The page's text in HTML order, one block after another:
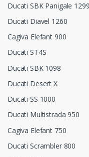
Ducati SBK Panigale 1299
Ducati Diavel 1260
Cagiva Elefant 900
Ducati ST4S
Ducati SBK 1098
Ducati Desert X
Ducati SS 1000
Ducati Multistrada 950
Cagiva Elefant 750
Ducati Scrambler 800